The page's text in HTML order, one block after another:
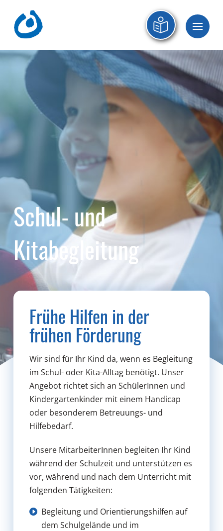
Schul- und
Kitabegleitung
Frühe Hilfen in der
frühen Förderung
Wir sind für Ihr Kind da, wenn es Begleitung
im Schul- oder Kita-Alltag benötigt. Unser
Angebot richtet sich an SchülerInnen und
Kindergartenkinder mit einem Handicap
oder besonderem Betreuungs- und
Hilfebedarf.
Unsere MitarbeiterInnen begleiten Ihr Kind
während der Schulzeit und unterstützen es
vor, während und nach dem Unterricht mit
folgenden Tätigkeiten:
Begleitung und Orientierungshilfen auf
dem Schulgelände und im